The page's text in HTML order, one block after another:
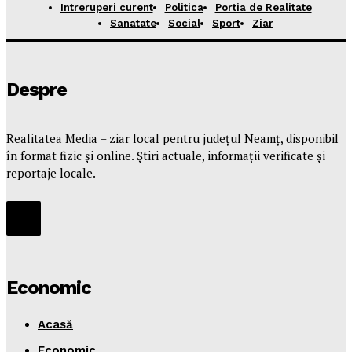
Intreruperi curent
Politica
Portia de Realitate
Sanatate
Social Sport Ziar
Despre
Realitatea Media – ziar local pentru județul Neamț, disponibil
în format fizic și online. Știri actuale, informații verificate și
reportaje locale.
Economic
Acasă